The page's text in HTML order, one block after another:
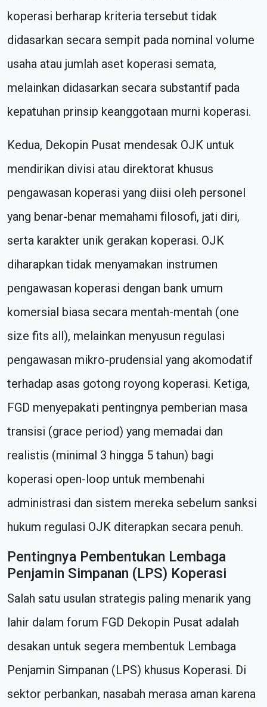
koperasi berharap kriteria tersebut tidak
didasarkan secara sempit pada nominal volume
usaha atau jumlah aset koperasi semata,
melainkan didasarkan secara substantif pada
kepatuhan prinsip keanggotaan murni koperasi.
Kedua, Dekopin Pusat mendesak OJK untuk
mendirikan divisi atau direktorat khusus
pengawasan koperasi yang diisi oleh personel
yang benar-benar memahami filosofi, jati diri,
serta karakter unik gerakan koperasi. OJK
diharapkan tidak menyamakan instrumen
pengawasan koperasi dengan bank umum
komersial biasa secara mentah-mentah (one
size fits all), melainkan menyusun regulasi
pengawasan mikro-prudensial yang akomodatif
terhadap asas gotong royong koperasi. Ketiga,
FGD menyepakati pentingnya pemberian masa
transisi (grace period) yang memadai dan
realistis (minimal 3 hingga 5 tahun) bagi
koperasi open-loop untuk membenahi
administrasi dan sistem mereka sebelum sanksi
hukum regulasi OJK diterapkan secara penuh.
Pentingnya Pembentukan Lembaga
Penjamin Simpanan (LPS) Koperasi
Salah satu usulan strategis paling menarik yang
lahir dalam forum FGD Dekopin Pusat adalah
desakan untuk segera membentuk Lembaga
Penjamin Simpanan (LPS) khusus Koperasi. Di
sektor perbankan, nasabah merasa aman karena